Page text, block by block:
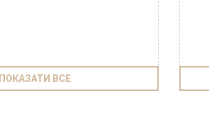
ПОКАЗАТИ ВСЕ